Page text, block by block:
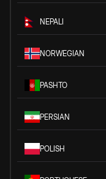
NEPALI
NORWEGIAN
PASHTO
PERSIAN
POLISH